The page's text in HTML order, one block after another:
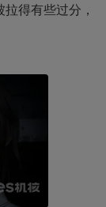
得有些过分，